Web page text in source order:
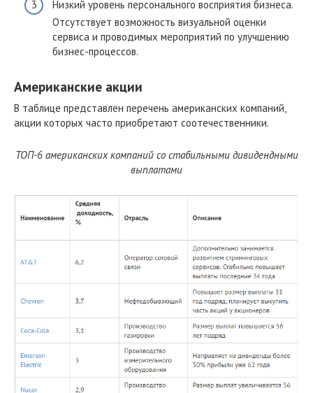
Низкий уровень персонального восприятия бизнеса.
Отсутствует возможность визуальной оценки
сервиса и проводимых мероприятий по улучшению
бизнес-процессов.
Американские акции
В таблице представлен перечень американских компаний,
акции которых часто приобретают соотечественники.
ТОП-6 американских компаний со стабильными дивидендными
выплатами